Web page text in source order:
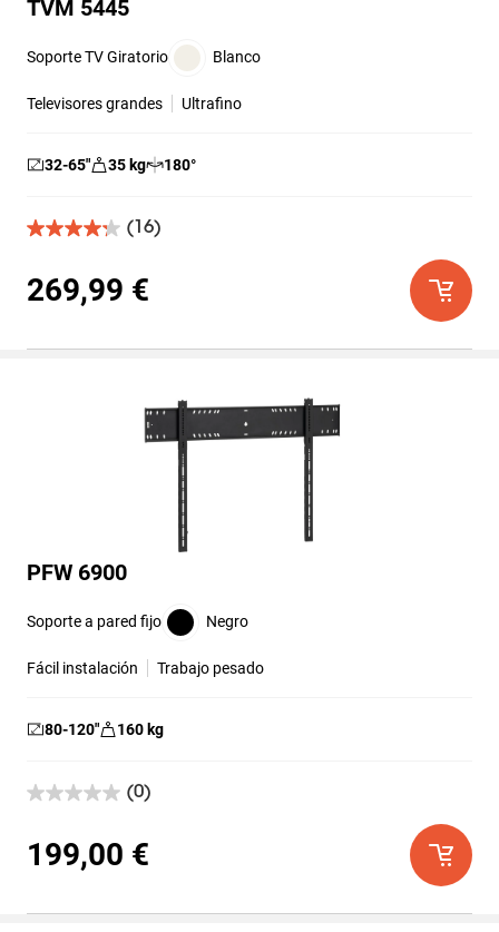
TVM 5445
Soporte TV Giratorio Blanco
Televisores grandes Ultrafino
32-65″ 35 kg 180°
(16)
4.3
5
estrellas.
reseñas
269,99 €
PFW 6900
Soporte a pared fijo Negro
Fácil instalación Trabajo pesado
80-120″ 160 kg
(0)
0.0
5
estrellas.
199,00 €